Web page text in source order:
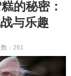
的秘密：
与乐趣
： 261